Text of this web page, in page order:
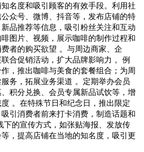
名度和吸引顾客的有效手段。利用社
众号、微博、抖音等，发布店铺的特
品推荐等信息，吸引粉丝关注和互动
图片、视频，展示咖啡的制作过程和
者的购买欲望 。与周边商家、企
合促销活动，扩大品牌影响力 。例
，推出咖啡与美食的套餐组合；为周
务，拓展业务渠道 。定期举办会员
积分兑换、会员专属新品试饮等，增
。在特殊节日和纪念日，推出限定
引消费者前来打卡消费，制造话题和
下的宣传方式，如张贴海报、发放传
，提高店铺在当地的知名度，吸引更